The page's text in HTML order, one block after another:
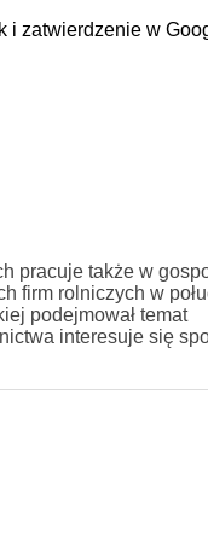
i zatwierdzenie w
pracuje także w
firm rolniczych w
podejmował temat
interesuje się